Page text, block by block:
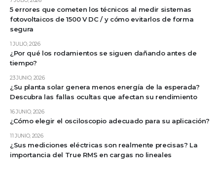
5 errores que cometen los técnicos al medir sistemas
fotovoltaicos de 1500 V DC / y cómo evitarlos de forma
segura
¿Por qué los rodamientos se siguen dañando antes de
tiempo?
1 JULIO, 2026
¿Su planta solar genera menos energía de la esperada?
Descubra las fallas ocultas que afectan su rendimiento
23 JUNIO, 2026
¿Cómo elegir el osciloscopio adecuado para su aplicación?
16 JUNIO, 2026
¿Sus mediciones eléctricas son realmente precisas? La
importancia del True RMS en cargas no lineales
11 JUNIO, 2026